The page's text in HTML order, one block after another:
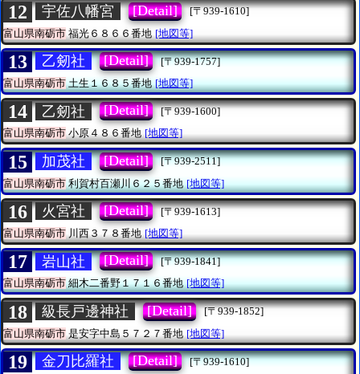
12 宇佐八幡宮 [Detail]
[〒939-1610]
富山県南砺市 福光６８６６番地 [地図等]
13 乙剱社 [Detail]
[〒939-1757]
富山県南砺市土生１６８５番地 [地図等]
14 乙剱社 [Detail]
[〒939-1600]
富山県南砺市小原４８６番地 [地図等]
15 加茂社 [Detail]
[〒939-2511]
富山県南砺市利賀村百瀬川６２５番地 [地図等]
16 火宮社 [Detail]
[〒939-1613]
富山県南砺市 川西３７８番地 [地図等]
17 岩山社 [Detail]
[〒939-1841]
富山県南砺市細木二番野１７１６番地 [地図等]
18 級長戸邊神社 [Detail]
[〒939-1852]
富山県南砺市 是安字中島５７２７番地 [地図等]
19 金刀比羅社 [Detail]
[〒939-1610]